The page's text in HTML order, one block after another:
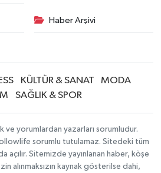
Haber Arşivi
KÜLTÜR & SANAT
MODA
SAĞLIK & SPOR
ve yorumlardan yazarları sorumludur.
sorumlu tutulamaz. Sitedeki tüm
açılır. Sitemizde yayınlanan haber, köşe
alınmaksızın kaynak gösterilse dahi,